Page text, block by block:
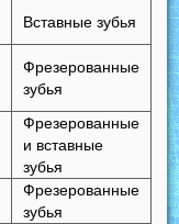
Вставные зубья
Фрезерованные
зубья
Фрезерованные
и вставные
зубья
Фрезерованные
зубья